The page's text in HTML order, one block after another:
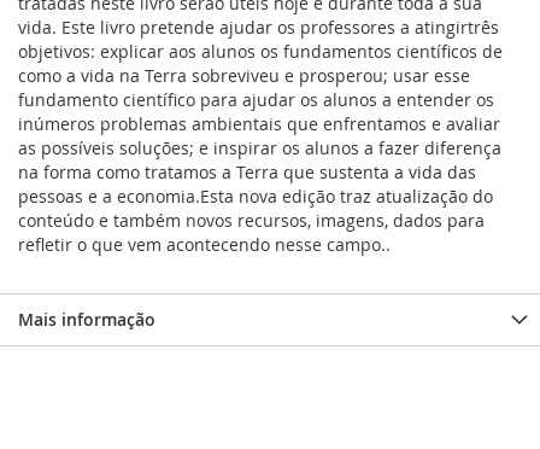
vida. Este livro pretende ajudar os professores a atingirtrês
objetivos: explicar aos alunos os fundamentos científicos de
como a vida na Terra sobreviveu e prosperou; usar esse
fundamento científico para ajudar os alunos a entender os
inúmeros problemas ambientais que enfrentamos e avaliar
as possíveis soluções; e inspirar os alunos a fazer diferença
na forma como tratamos a Terra que sustenta a vida das
pessoas e a economia.Esta nova edição traz atualização do
conteúdo e também novos recursos, imagens, dados para
refletir o que vem acontecendo nesse campo..
Mais informação